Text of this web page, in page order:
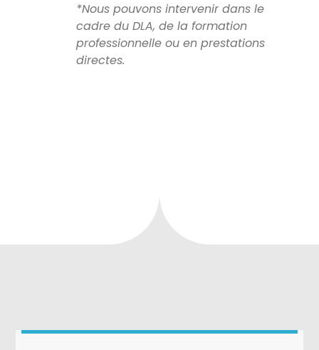
*Nous pouvons intervenir dans le
cadre du DLA, de la formation
professionnelle ou en prestations
directes.